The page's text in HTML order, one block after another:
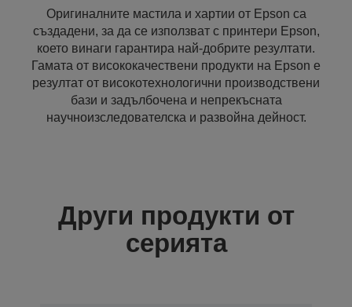
Оригиналните мастила и хартии от Epson са
създадени, за да се използват с принтери Epson,
което винаги гарантира най-добрите резултати.
Гамата от висококачествени продукти на Epson е
резултат от високотехнологични производствени
бази и задълбочена и непрекъсната
научноизследователска и развойна дейност.
Други продукти от
серията